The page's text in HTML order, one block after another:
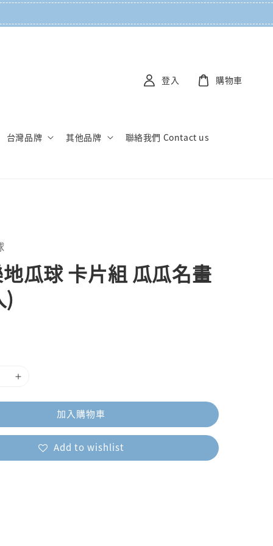
台灣品牌 其他品牌 聯絡我們 Contact us
登入 購物車
瓜球 卡片組 瓜瓜名畫
)
加入購物車
Add to wishlist